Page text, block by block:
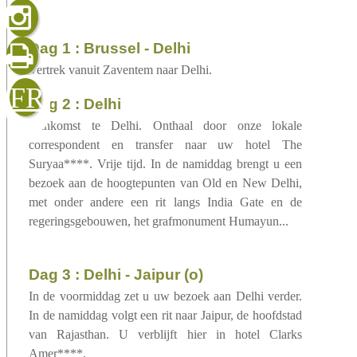
FR
sluiten
dag 1 : Brussel - Delhi
Vertrek vanuit Zaventem naar Delhi.
dag 2 : Delhi
Aankomst te Delhi. Onthaal door onze lokale
correspondent en transfer naar uw hotel The
Suryaa****. Vrije tijd. In de namiddag brengt u een
bezoek aan de hoogtepunten van Old en New Delhi,
met onder andere een rit langs India Gate en de
regeringsgebouwen, het grafmonument Humayun...
dag 3 : Delhi - Jaipur (o)
In de voormiddag zet u uw bezoek aan Delhi verder.
In de namiddag volgt een rit naar Jaipur, de hoofdstad
van Rajasthan. U verblijft hier in hotel Clarks
Amer****.